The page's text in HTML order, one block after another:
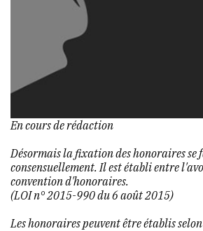
Désormais la fixation des honoraires se
consensuellement. Il est établi entre
convention d'honoraires.
(LOI n° 2015-990 du 6 août 2015)
Les honoraires peuvent être établis selon
En cours de rédaction